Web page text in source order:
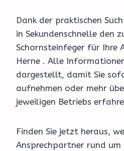
Dank der praktischen
in Sekundenschnelle den
Schornsteinfeger für Ihre
Herne . Alle
dargestellt, damit Sie
aufnehmen oder mehr
jeweiligen Betriebs
Finden Sie jetzt heraus,
Ansprechpartner rund um